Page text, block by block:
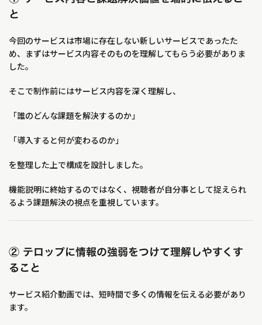
と
今回のサービスは市場に存在しない新しいサービスであったた
め、まずはサービス内容そのものを理解してもらう必要がありま
した。
そこで制作前にはサービス内容を深く理解し、
「誰のどんな課題を解決するのか」
「導入すると何が変わるのか」
を整理した上で構成を設計しました。
機能説明に終始するのではなく、視聴者が自分事として捉えられ
るよう課題解決の視点を重視しています。
② テロップに情報の強弱をつけて理解しやすくす
ること
サービス紹介動画では、短時間で多くの情報を伝える必要があり
ます。